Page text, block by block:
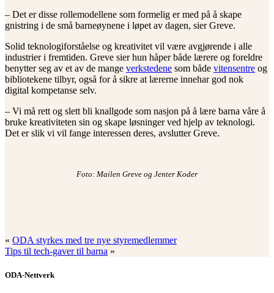
– Det er disse rollemodellene som formelig er med på å skape
gnistring i de små barneøynene i løpet av dagen, sier Greve.
Solid teknologiforståelse og kreativitet vil være avgjørende i alle
industrier i fremtiden. Greve sier hun håper både lærere og foreldre
benytter seg av et av de mange verkstedene som både vitensentre og
bibliotekene tilbyr, også for å sikre at lærerne innehar god nok
digital kompetanse selv.
– Vi må rett og slett bli knallgode som nasjon på å lære barna våre å
bruke kreativiteten sin og skape løsninger ved hjelp av teknologi.
Det er slik vi vil fange interessen deres, avslutter Greve.
Foto: Mailen Greve og Jenter Koder
« ODA styrkes med tre nye styremedlemmer
Tips til tech-gaver til barna »
ODA-Nettverk